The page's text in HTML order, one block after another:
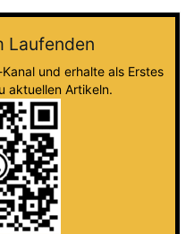
Laufenden
und erhalte als Erstes
aktuellen Artikeln.